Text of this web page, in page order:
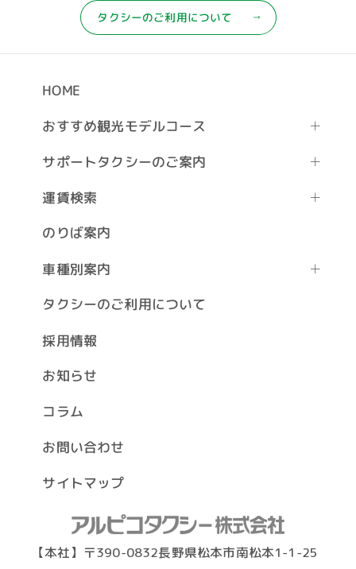
タクシーのご利用について
HOME
おすすめ観光モデルコース
サポートタクシーのご案内
運賃検索
のりば案内
車種別案内
タクシーのご利用について
採用情報
お知らせ
コラム
お問い合わせ
サイトマップ
【本社】〒390-0832長野県松本市南松本1-1-25